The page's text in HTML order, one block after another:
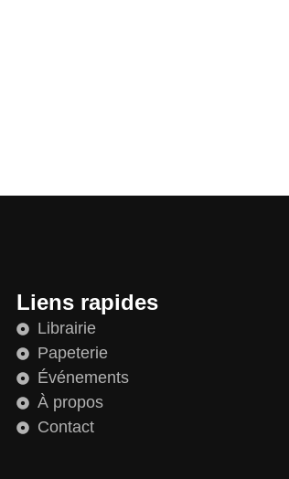
Liens rapides
Librairie
Papeterie
Événements
À propos
Contact